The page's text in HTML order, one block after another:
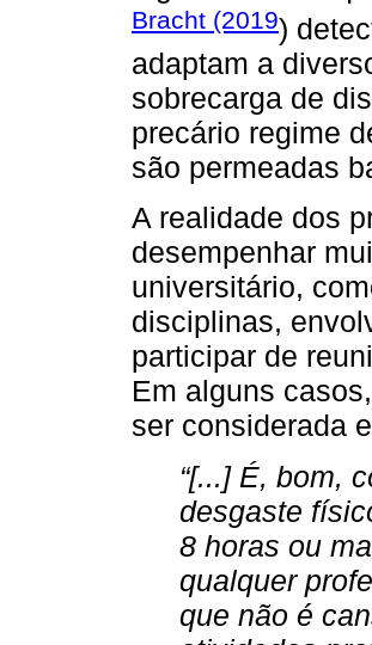
Bracht (2019)
adaptam a
sobrecarga de
precário regime
são permeadas
A realidade dos
desempenhar
universitário,
disciplinas,
participar de
Em alguns
ser considerada
“[...] É, bom,
desgaste
8 horas ou
qualquer
que não é